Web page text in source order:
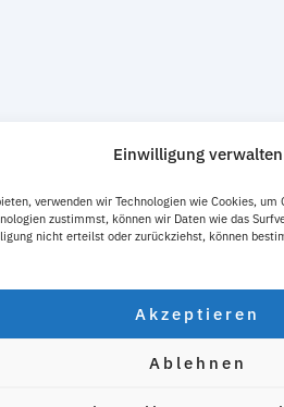
Einwilligung verwalten
verwenden wir Technologien wie Cookies,
zustimmst, können wir Daten wie das
nicht erteilst oder zurückziehst, können
Akzeptieren
Ablehnen